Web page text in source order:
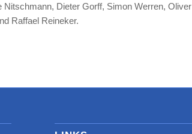
Dieter Gorff, Simon Werren, Oliver
Raffael Reineker.